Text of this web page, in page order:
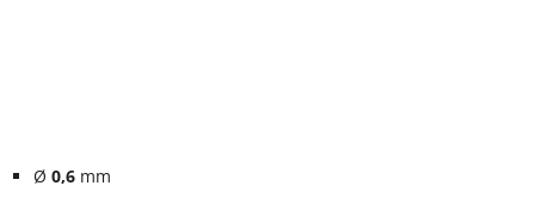
Ø 0,6 mm